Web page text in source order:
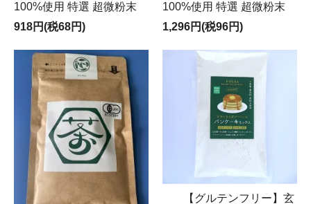
100%使用 特選 超微粉末
918円(税68円)
100%使用 特選 超微粉末
1,296円(税96円)
【グルテンフリー】玄